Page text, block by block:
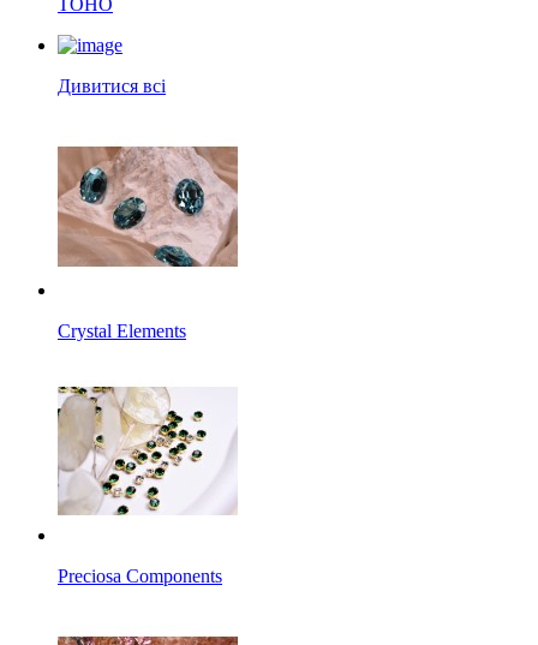
TOHO
Дивитися всі
Crystal Elements
Preciosa Components